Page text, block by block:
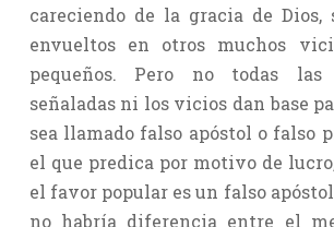
careciendo de la gracia de Dios,
envueltos en otros muchos
pequeños. Pero no todas las
señaladas ni los vicios dan base
sea llamado falso apóstol o falso
el que predica por motivo de
el favor popular es un falso
no habría diferencia entre el